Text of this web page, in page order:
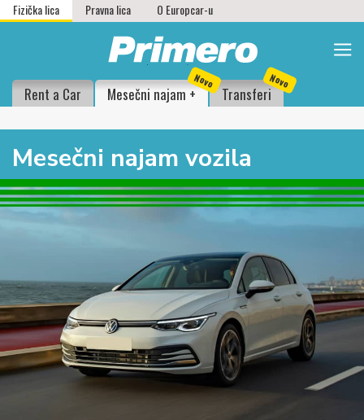
Fizička lica Pravna lica O Europcar-u
Rent a Car Mesečni najam +
Novo
Transferi
Novo
Mesečni najam vozila